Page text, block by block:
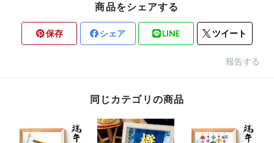
商品をシェアする
保存 シェア LINE ツイート
報告する
同じカテゴリの商品